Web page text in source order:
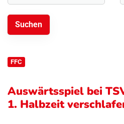
FFC
Auswärtsspiel bei
1. Halbzeit